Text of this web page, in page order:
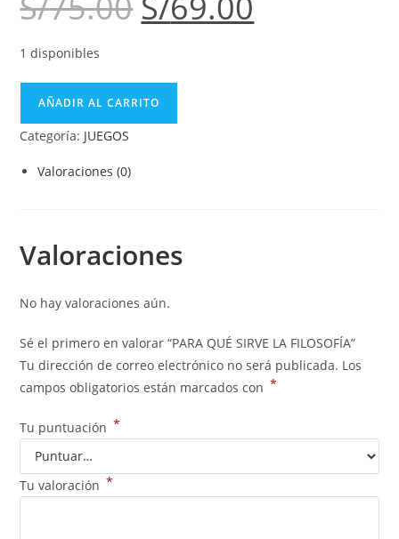
1 disponibles
AÑADIR AL CARRITO
Categoría: JUEGOS
Valoraciones (0)
Valoraciones
No hay valoraciones aún.
Sé el primero en valorar “PARA QUÉ SIRVE LA FILOSOFÍA”
Tu dirección de correo electrónico no será publicada. Los
campos obligatorios están marcados con *
Tu puntuación *
Tu valoración *